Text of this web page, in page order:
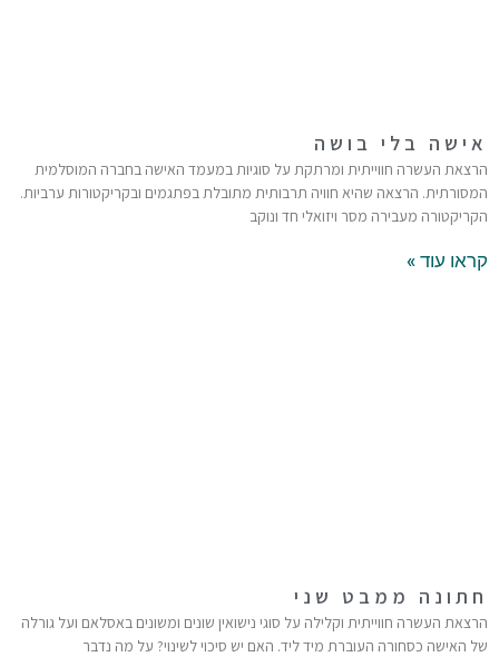
אישה בלי בושה
הרצאת העשרה חווייתית ומרתקת על סוגיות במעמד האישה בחברה המוסלמית
המסורתית. הרצאה שהיא חוויה תרבותית מתובלת בפתגמים ובקריקטורות ערביות.
הקריקטורה מעבירה מסר ויזואלי חד ונוקב
קראו עוד »
חתונה ממבט שני
הרצאת העשרה חווייתית וקלילה על סוגי נישואין שונים ומשונים באסלאם ועל גורלה
של האישה כסחורה העוברת מיד ליד. האם יש סיכוי לשינוי? על מה נדבר